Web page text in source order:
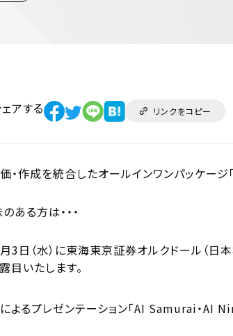
アする リンクをコピー
・作成を統合したオールインワンパッケー
ある方は・・・
日（水）に東海東京証券オルクドール（
目いたします。
よるプレゼンテーション「AI Samurai・AI